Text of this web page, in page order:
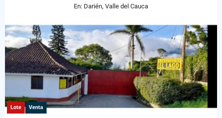
En: Darién, Valle del Cauca
Lote Venta